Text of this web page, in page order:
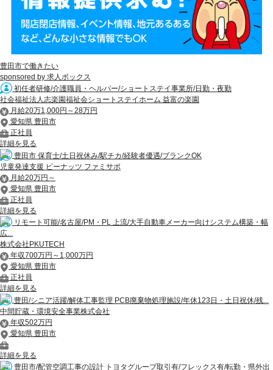
豊田市で働きたい
sponsored by 求人ボックス
初任者研修/介護職員・ヘルパー/ショートステイ事業所/日勤・夜勤
社会福祉法人志楽園福祉会ショートステイホーム 益富の楽園
月給20万1,000円～28万円
愛知県 豊田市
正社員
詳細を見る
豊田市 保育士/土日祝休み/駅チカ/経験者優遇/ブランクOK
児童発達支援 ピーナッツ ファミサポ
月給20万円～
愛知県 豊田市
正社員
詳細を見る
リモート可能/名古屋/PM・PL 上流/大手自動車メーカー向けシステム構築・幅
広...
株式会社PKUTECH
年収700万円～1,000万円
愛知県 豊田市
正社員
詳細を見る
豊田/シニア活躍/解体工事監理 PCB廃棄物処理施設/年休123日・土日祝休/残...
中間貯蔵・環境安全事業株式会社
年収502万円
愛知県 豊田市
詳細を見る
豊田市/配管空調工事の設計 トヨタグループ取引有/フレックス有/転勤・県外出